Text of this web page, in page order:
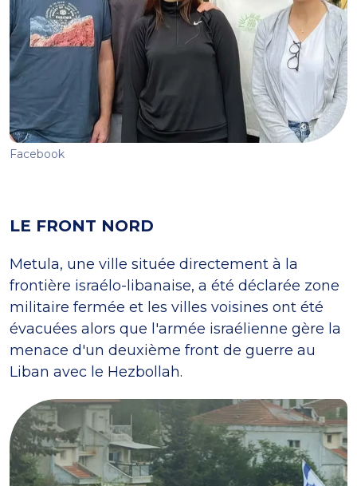
Facebook
LE FRONT NORD
Metula, une ville située directement à la
frontière israélo-libanaise, a été déclarée zone
militaire fermée et les villes voisines ont été
évacuées alors que l'armée israélienne gère la
menace d'un deuxième front de guerre au
Liban avec le Hezbollah.